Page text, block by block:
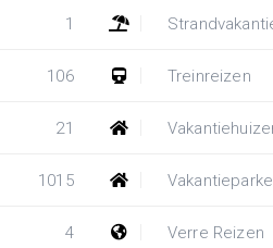
1
106
21
1015
4
Treinreizen
Verre Reizen